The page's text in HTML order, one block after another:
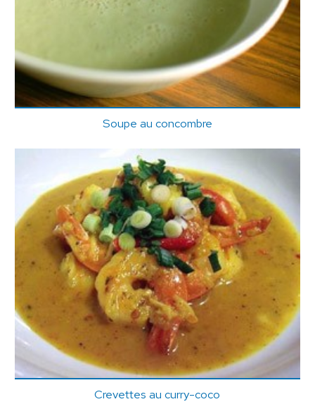
Soupe au concombre
Crevettes au curry-coco